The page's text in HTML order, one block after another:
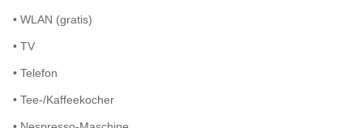
• WLAN (gratis)
• TV
• Telefon
• Tee-/Kaffeekocher